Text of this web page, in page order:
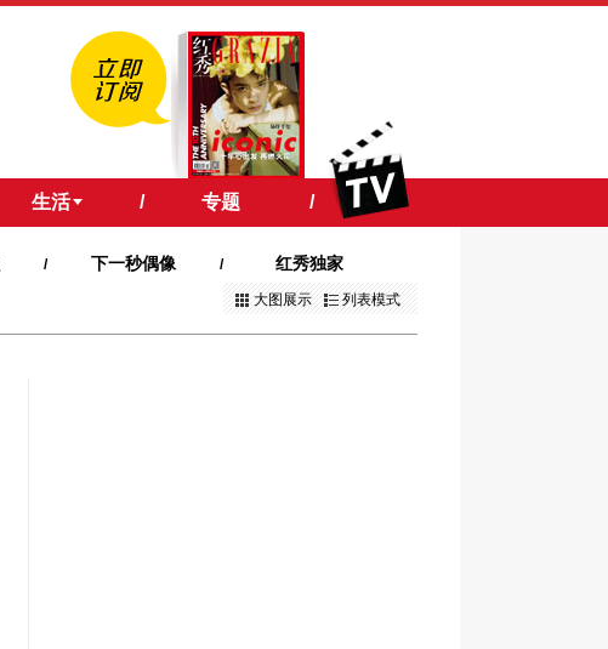
生活 / 专题 /
/ 下一秒偶像 / 红秀独家
大图展示 列表模式